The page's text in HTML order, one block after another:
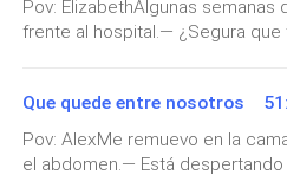
Esto fue horrible.
pero las lágrimas salen sin
Que tonto, ¿Cómo es
Pov: ElizabethAlgunas semanas
frente al hospital.— ¿Segura que
labios.— El medico dijo que ya
una vida normal — asiente
Lo sé, solo que llegamos hace
descansado, solo..— Estás
Que quede entre nosotros
Pov: AlexMe remuevo en la
el abdomen.— Está